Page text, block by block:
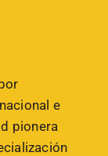
e
pionera